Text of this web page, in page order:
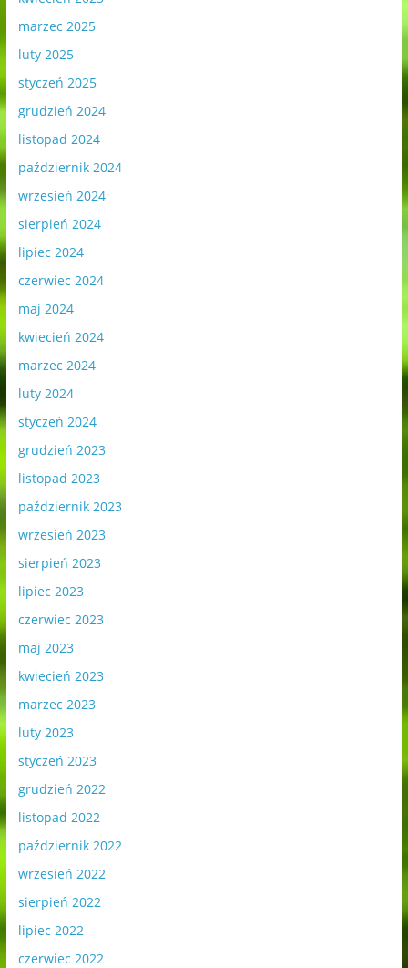
marzec 2025
luty 2025
styczeń 2025
grudzień 2024
listopad 2024
październik 2024
wrzesień 2024
sierpień 2024
lipiec 2024
czerwiec 2024
maj 2024
kwiecień 2024
marzec 2024
luty 2024
styczeń 2024
grudzień 2023
listopad 2023
październik 2023
wrzesień 2023
sierpień 2023
lipiec 2023
czerwiec 2023
maj 2023
kwiecień 2023
marzec 2023
luty 2023
styczeń 2023
grudzień 2022
listopad 2022
październik 2022
wrzesień 2022
sierpień 2022
lipiec 2022
czerwiec 2022